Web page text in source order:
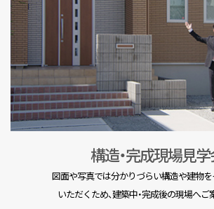
構造・完成現場見
図面や写真では分かりづらい構造や建物
いただくため、建築中・完成後の現場へご